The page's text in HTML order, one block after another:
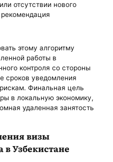
отсутствии нового
этому алгоритму
работы в
контроля со стороны
сроков уведомления
Финальная цель
в локальную экономику,
удаленная занятость
визы
Узбекистане